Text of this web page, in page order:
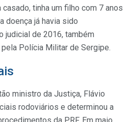
tinha um filho com 7 anos
doença já havia sido
judicial de 2016, também
Polícia Militar de Sergipe.
ministro da Justiça, Flávio
rodoviários e determinou a